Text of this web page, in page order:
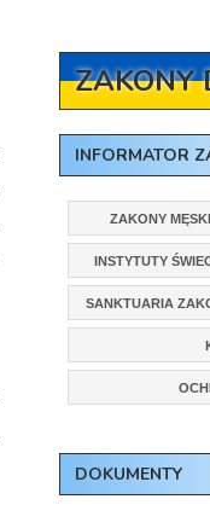
ZAKONY
INFORMATOR
ZAKONY
INSTYTUTY
SANKTUARIA
DOKUMENTY